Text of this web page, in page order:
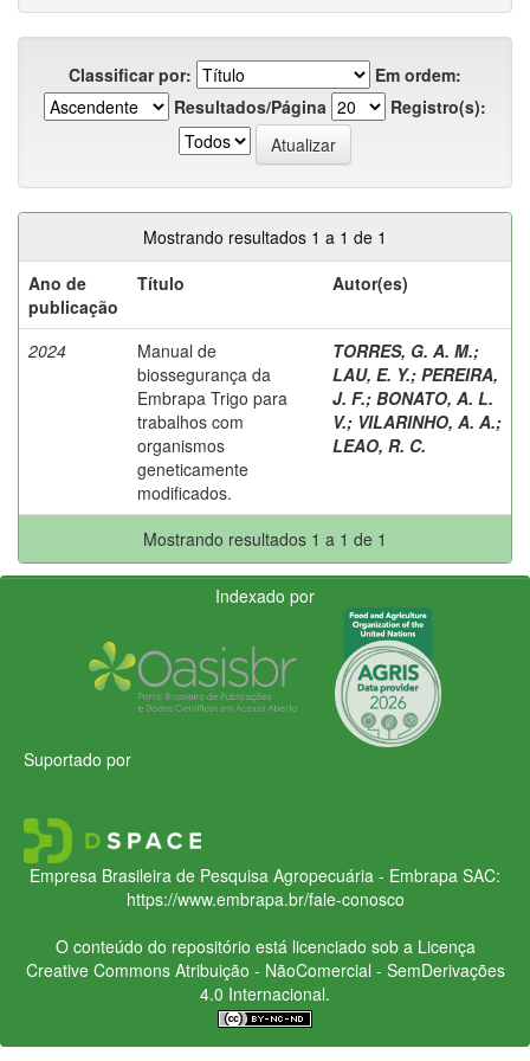
Classificar por:
Em ordem:
Resultados/Página
Registro(s):
Mostrando resultados 1 a 1 de 1
Ano de
publicação
Título Autor(es)
2024
Manual de
biossegurança da
Embrapa Trigo para
trabalhos com
organismos
geneticamente
modificados.
TORRES, G. A. M.;
LAU, E. Y.; PEREIRA,
J. F.; BONATO, A. L.
V.; VILARINHO, A. A.;
LEAO, R. C.
Mostrando resultados 1 a 1 de 1
Indexado por
Suportado por
Empresa Brasileira de Pesquisa Agropecuária - Embrapa SAC:
https://www.embrapa.br/fale-conosco
O conteúdo do repositório está licenciado sob a Licença
Creative CommonsAtribuição - NãoComercial - SemDerivações
4.0 Internacional.